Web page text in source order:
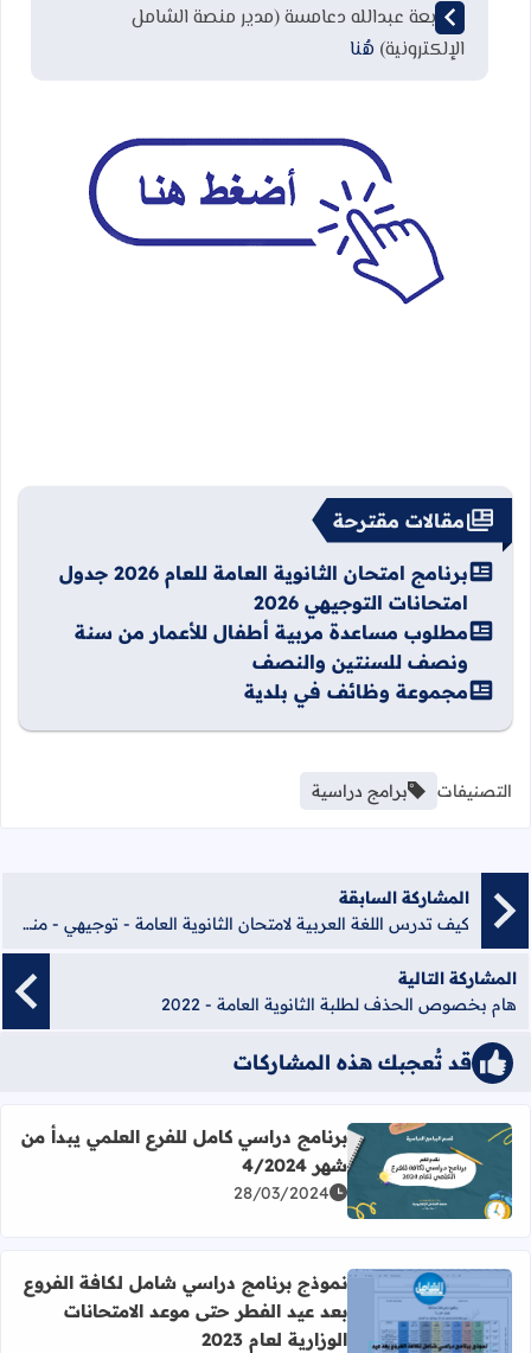
لمتابعة عبدالله دعامسة (مدير منصة الشامل
الإلكترونية) هُنا
مقالات مقترحة
برنامج امتحان الثانوية العامة للعام 2026 جدول
امتحانات التوجيهي 2026
مطلوب مساعدة مربية أطفال للأعمار من سنة
ونصف للسنتين والنصف
مجموعة وظائف في بلدية
التصنيفات برامج دراسية
المشاركة السابقة
كيف تدرس اللغة العربية لامتحان الثانوية العامة - توجيهي - منصة الشامل الإلكترونية
المشاركة التالية
هام بخصوص الحذف لطلبة الثانوية العامة - 2022
قد تُعجبك هذه المشاركات
اقرأ المزيد عن برنامج دراسي كامل للفرع العلمي يبدأ من شهر 4/
برنامج دراسي كامل للفرع العلمي يبدأ من
شهر 4/2024
28/03/2024
اقرأ المزيد عن نموذج برنامج دراسي شامل لكافة الفروع بعد
نموذج برنامج دراسي شامل لكافة الفروع
بعد عيد الفطر حتى موعد الامتحانات
الوزارية لعام 2023